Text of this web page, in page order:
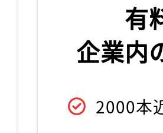
有
企業内
2000本